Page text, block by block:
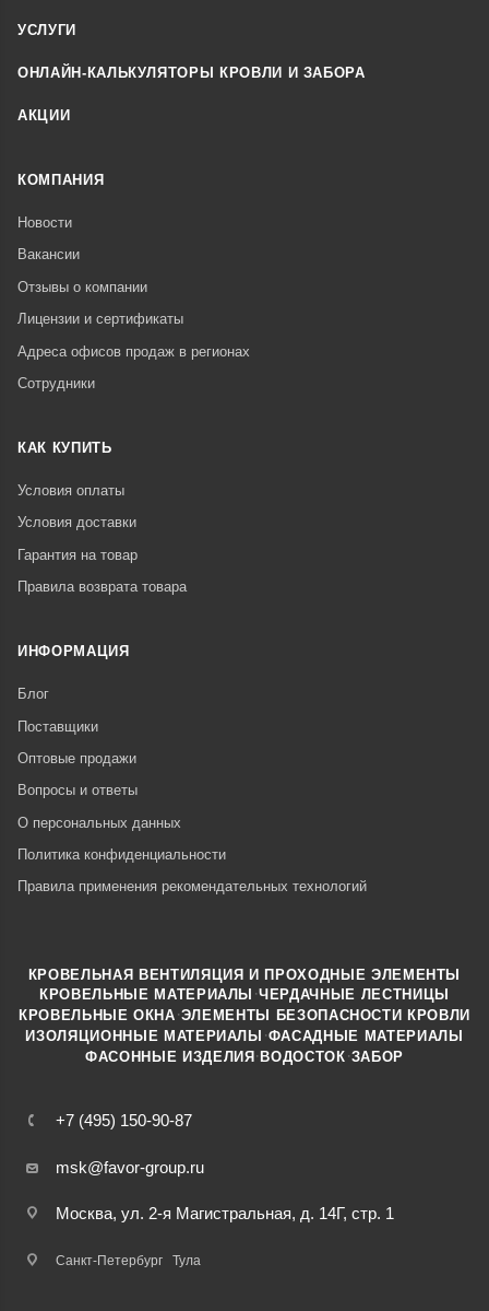
УСЛУГИ
ОНЛАЙН-КАЛЬКУЛЯТОРЫ КРОВЛИ И ЗАБОРА
АКЦИИ
КОМПАНИЯ
Новости
Вакансии
Отзывы о компании
Лицензии и сертификаты
Адреса офисов продаж в регионах
Сотрудники
КАК КУПИТЬ
Условия оплаты
Условия доставки
Гарантия на товар
Правила возврата товара
ИНФОРМАЦИЯ
Блог
Поставщики
Оптовые продажи
Вопросы и ответы
О персональных данных
Политика конфиденциальности
Правила применения рекомендательных технологий
+7 (495) 150-90-87
msk@favor-group.ru
Москва, ул. 2-я Магистральная, д. 14Г, стр. 1
Санкт-Петербург Тула
КРОВЕЛЬНАЯ ВЕНТИЛЯЦИЯ И ПРОХОДНЫЕ ЭЛЕМЕНТЫ
КРОВЕЛЬНЫЕ МАТЕРИАЛЫ ·ЧЕРДАЧНЫЕ ЛЕСТНИЦЫ
КРОВЕЛЬНЫЕ ОКНА ·ЭЛЕМЕНТЫ БЕЗОПАСНОСТИ КРОВЛИ
ИЗОЛЯЦИОННЫЕ МАТЕРИАЛЫ ·ФАСАДНЫЕ МАТЕРИАЛЫ
ФАСОННЫЕ ИЗДЕЛИЯ ·ВОДОСТОК ·ЗАБОР